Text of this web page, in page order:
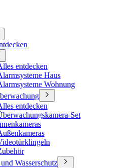
entdecken
Haus
Wohnung
entdecken
Set
Wasserschutz